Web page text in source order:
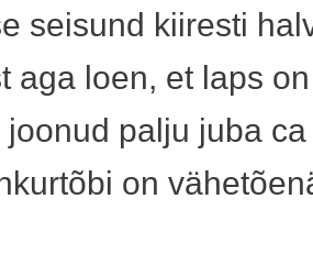
seisund kiiresti
aga loen, et laps
joonud palju juba
on